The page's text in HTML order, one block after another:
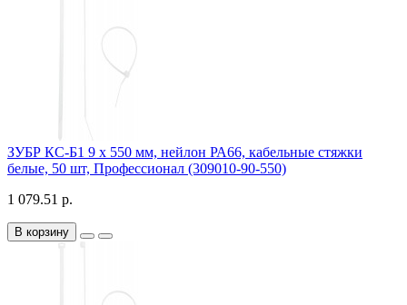
ЗУБР КС-Б1 9 x 550 мм, нейлон РА66, кабельные стяжки
белые, 50 шт, Профессионал (309010-90-550)
1 079.51 р.
В корзину